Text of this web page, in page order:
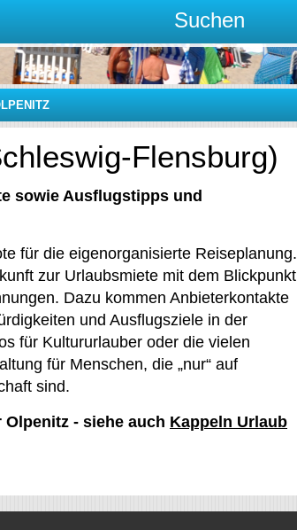
Suchen
Flensburg)
sowie Ausflugstipps und
für die eigenorganisierte Reiseplanung.
zur Urlaubsmiete mit dem Blickpunkt
Dazu kommen Anbieterkontakte
und Ausflugsziele in der
für Kultururlauber oder die vielen
für Menschen, die „nur“ auf
sind.
- siehe auch Kappeln Urlaub